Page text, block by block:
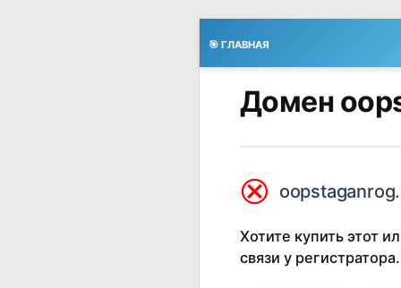
🎯 ГЛАВНАЯ
Домен
⮿
Хотите купить этот
связи у регистратора.